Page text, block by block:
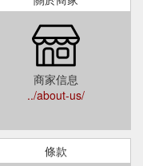
商家信息
../about-us/
條款